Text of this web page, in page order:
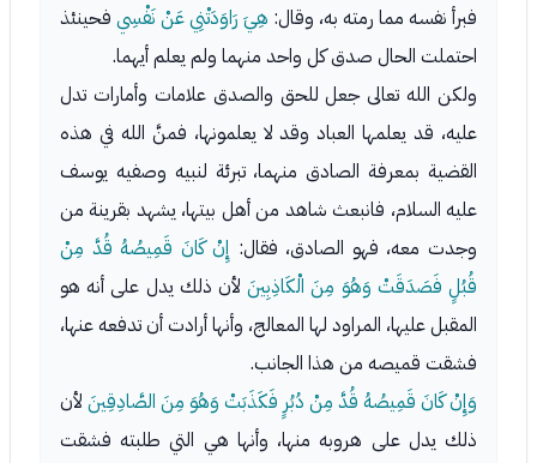
فبرأ نفسه مما رمته به، وقال: هِيَ رَاوَدَتْنِي عَنْ نَفْسِي فحينئذ
احتملت الحال صدق كل واحد منهما ولم يعلم أيهما.
ولكن الله تعالى جعل للحق والصدق علامات وأمارات تدل
عليه، قد يعلمها العباد وقد لا يعلمونها، فمنَّ الله في هذه
القضية بمعرفة الصادق منهما، تبرئة لنبيه وصفيه يوسف
عليه السلام، فانبعث شاهد من أهل بيتها، يشهد بقرينة من
وجدت معه، فهو الصادق، فقال: إِنْ كَانَ قَمِيصُهُ قُدَّ مِنْ
قُبُلٍ فَصَدَقَتْ وَهُوَ مِنَ الْكَاذِبِينَلأن ذلك يدل على أنه هو
المقبل عليها، المراود لها المعالج، وأنها أرادت أن تدفعه عنها،
فشقت قميصه من هذا الجانب.
وَإِنْ كَانَ قَمِيصُهُ قُدَّ مِنْ دُبُرٍ فَكَذَبَتْ وَهُوَ مِنَ الصَّادِقِينَ لأن
ذلك يدل على هروبه منها، وأنها هي التي طلبته فشقت